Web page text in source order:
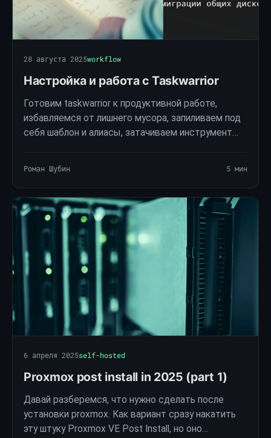
28 августа 2025workflow
Настройка и работа с Taskwarrior
Готовим taskwarrior к продуктивной работе,
избавляемся от лишнего мусора, запиливаем под
себя шаблон и алиасы, затачиваем инструмент
Роман Шубин 5 мин
6 апреля 2025self-hosted
Proxmox post install in 2025 (part 1)
Давай разберемся, что нужно сделать после
установки proxmox. Как вариант сразу накатить
эту штуку Proxmox VE Post Install, но оно